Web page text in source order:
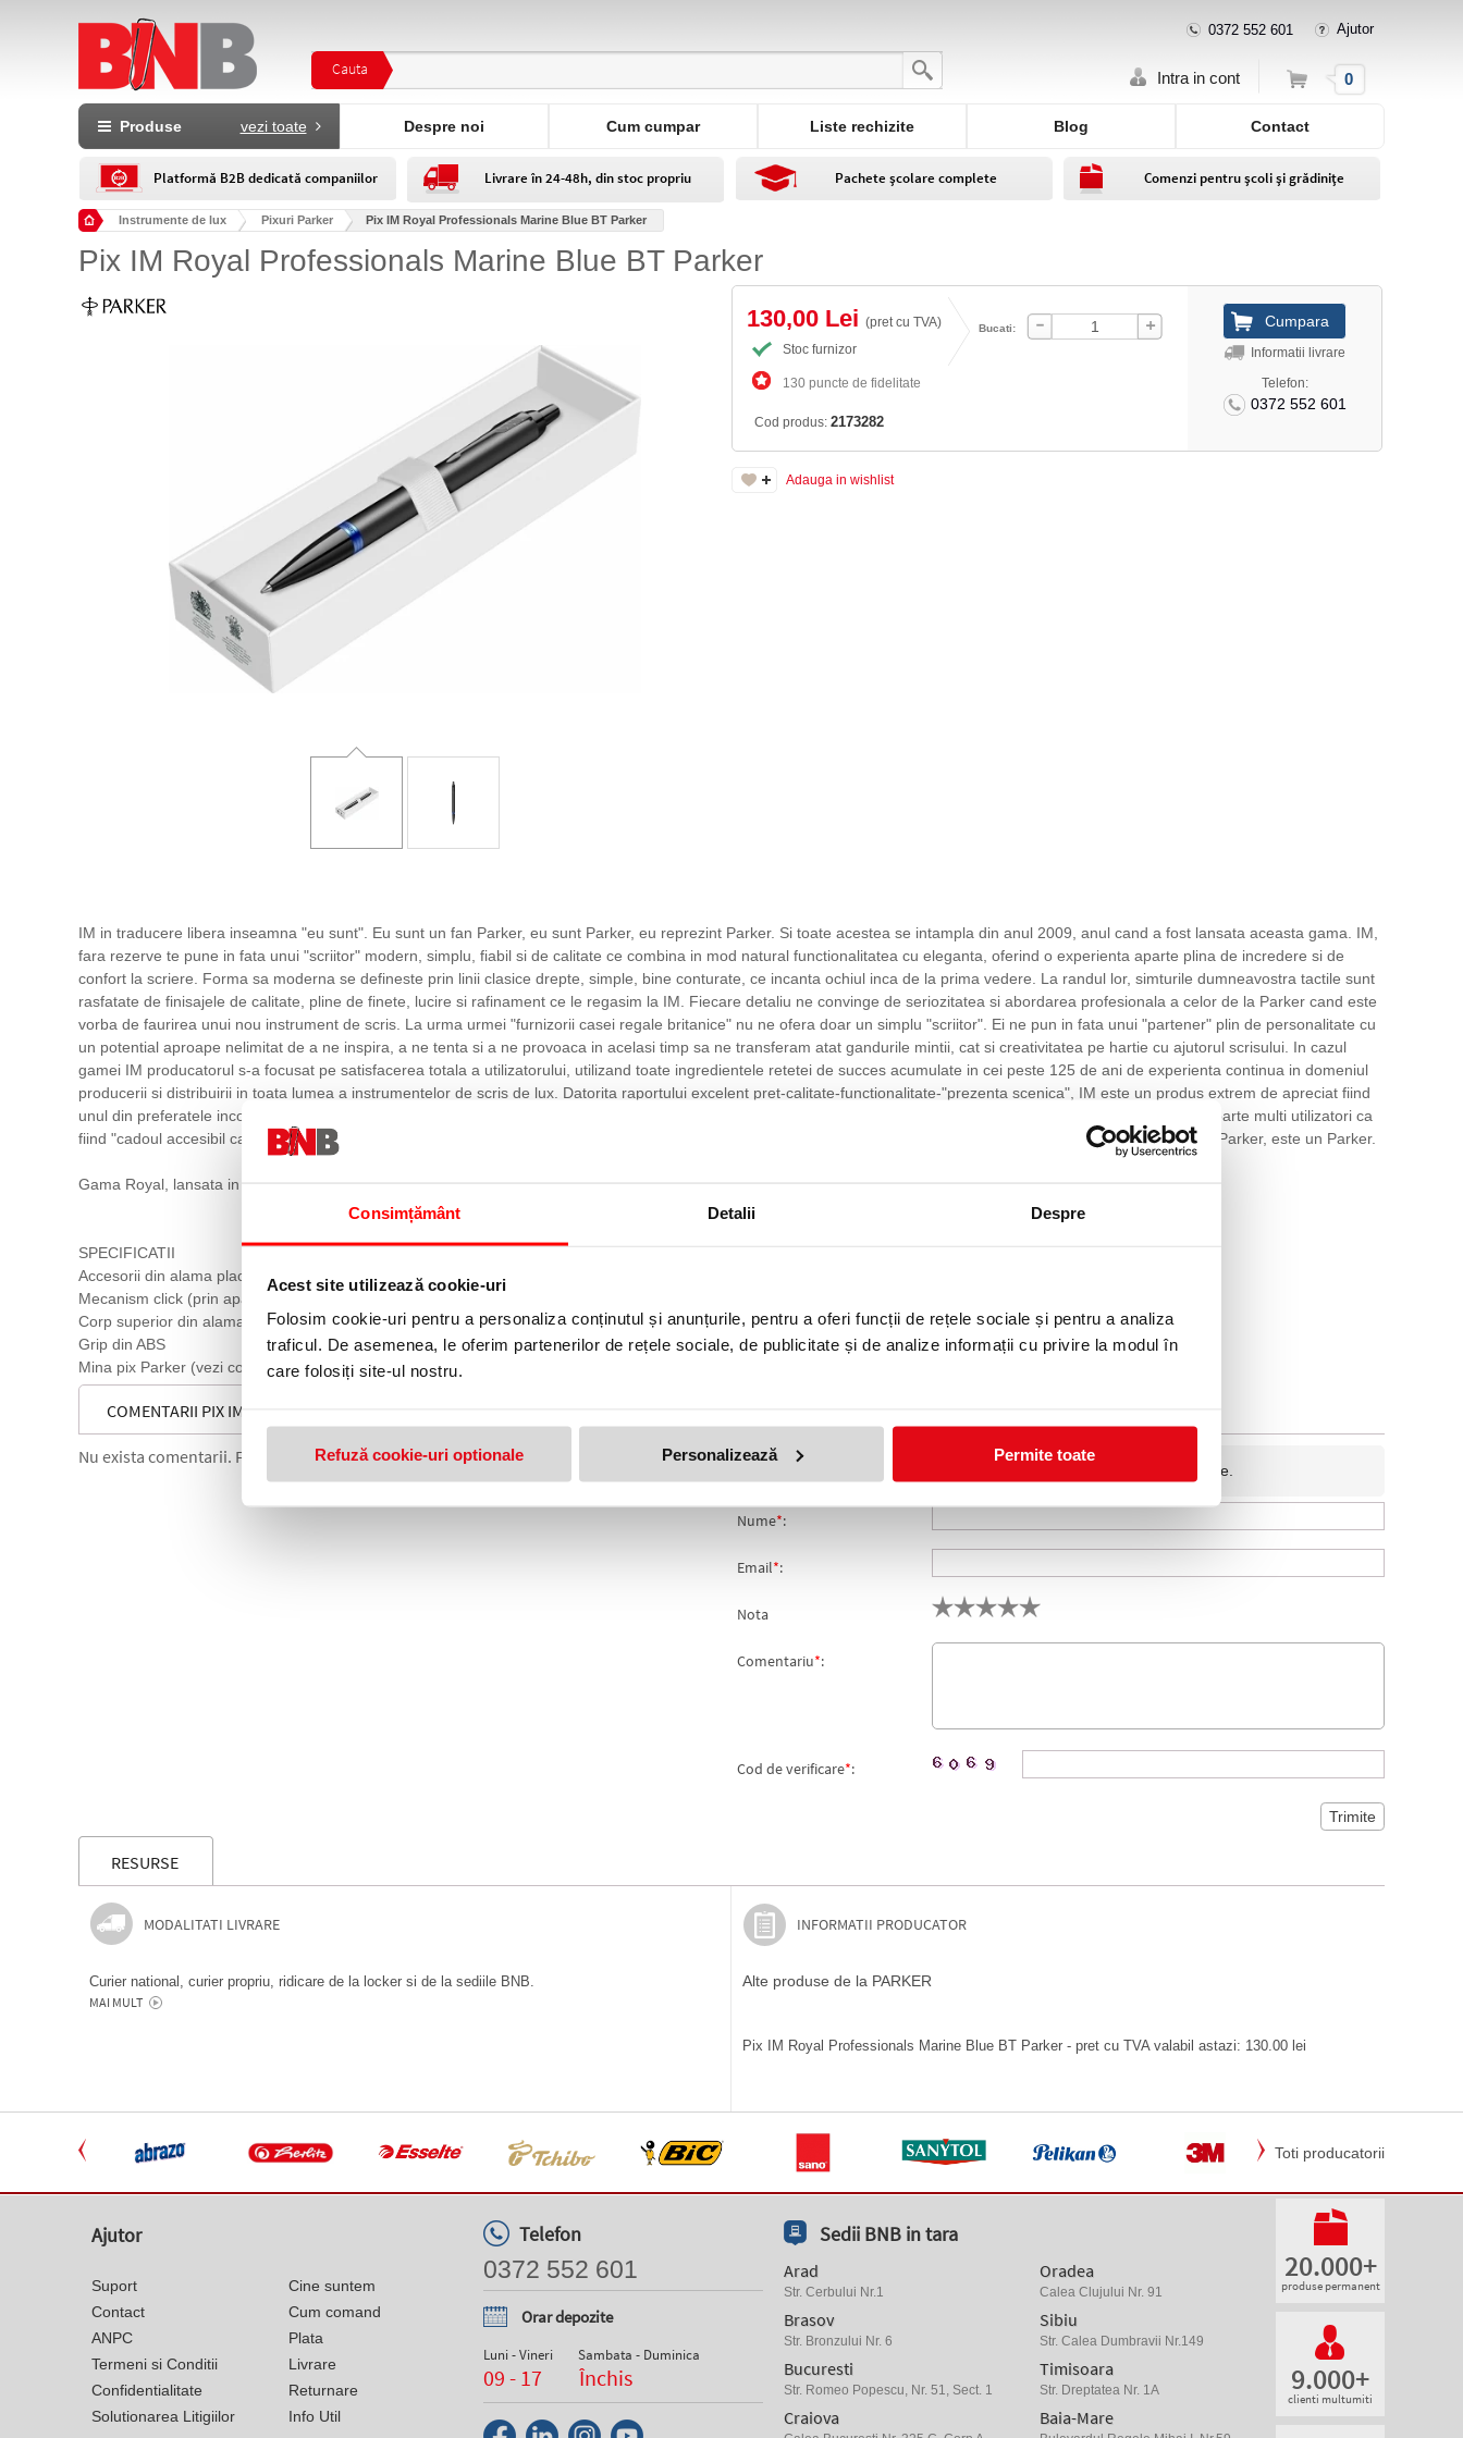
Consimțământ Detalii Despre
Acest site utilizează cookie-uri
Folosim cookie-uri pentru a personaliza conținutul și anunțurile, pentru a oferi funcții de rețele sociale și pentru a analiza
traficul. De asemenea, le oferim partenerilor de rețele sociale, de publicitate și de analize informații cu privire la modul în
care folosiți site-ul nostru.
Refuză cookie-uri optionale Personalizează Permite toate
Cauta
0372 552 601 Ajutor
Intra in cont Cos 0
Produse vezi toate Despre noi Cum cumpar Liste rechizite Blog Contact
Platformă B2B dedicată companiilor Livrare în 24-48h, din stoc propriu Pachete școlare complete Comenzi pentru școli și grădinițe
Instrumente de lux Pixuri Parker Pix IM Royal Professionals Marine Blue BT Parker
Pix IM Royal Professionals Marine Blue BT Parker
130,00 Lei (pret cu TVA)
Stoc furnizor
130 puncte de fidelitate
Bucati:
Cod produs: 2173282
Informatii livrare
Telefon:
0372 552 601
Adauga in wishlist
IM in traducere libera inseamna "eu sunt". Eu sunt un fan Parker, eu sunt Parker, eu reprezint Parker. Si toate acestea se intampla din anul 2009, anul cand a fost lansata aceasta gama. IM,
fara rezerve te pune in fata unui "scriitor" modern, simplu, fiabil si de calitate ce combina in mod natural functionalitatea cu eleganta, oferind o experienta aparte plina de incredere si de
confort la scriere. Forma sa moderna se defineste prin linii clasice drepte, simple, bine conturate, ce incanta ochiul inca de la prima vedere. La randul lor, simturile dumneavostra tactile sunt
rasfatate de finisajele de calitate, pline de finete, lucire si rafinament ce le regasim la IM. Fiecare detaliu ne convinge de seriozitatea si abordarea profesionala a celor de la Parker cand este
vorba de faurirea unui nou instrument de scris. La urma urmei "furnizorii casei regale britanice" nu ne ofera doar un simplu "scriitor". Ei ne pun in fata unui "partener" plin de personalitate cu
un potential aproape nelimitat de a ne inspira, a ne tenta si a ne provoaca in acelasi timp sa ne transferam atat gandurile mintii, cat si creativitatea pe hartie cu ajutorul scrisului. In cazul
gamei IM producatorul s-a focusat pe satisfacerea totala a utilizatorului, utilizand toate ingredientele retetei de succes acumulate in cei peste 125 de ani de experienta continua in domeniul
producerii si distribuirii in toata lumea a instrumentelor de scris de lux. Datorita raportului excelent pret-calitate-functionalitate-"prezenta scenica", IM este un produs extrem de apreciat fiind
unul din preferatele incontestabile ale pietii. Indragit in special de generatia tanara, IM se afla in topul vanzarilor si al preferintelor, fiind declarat pe buna dreptate de foarte multi utilizatori ca
fiind "cadoul accesibil care conteaza". Fara rezerve noi am merge mai departe si am afirma ca IM este mai mult decat un cadou, este o farama autentica a mostenirii Parker, este un Parker.
Gama Royal, lansata in anul 2016 pe piata britanica, reprezinta gama clasica refrisata cu elemente decorative, finasaje si ambalaje noi.
SPECIFICATII
Accesorii din alama placate cu aliaj black trim si inele placate prin tehnologie PVD cu aliaj blue metal. Clip din otel placat cu aliaj black trim.
Mecanism click (prin apasare)
Corp superior din alama lacuit cu multiple straturi de lac negru mat.
Grip din ABS
Mina pix Parker (vezi consumabile)
COMENTARII PIX IM ROYAL PROFESSIONALS MARINE BLUE BT PARKER
Nu exista comentarii. Fii primul care comenteaza acest produs!
Adresa de e-mail ramane confidentiala si nu va fi afisata pe site.
Nume*:
Email*:
Nota
Comentariu*:
Cod de verificare*:
RESURSE
MODALITATI LIVRARE
Curier national, curier propriu, ridicare de la locker si de la sediile BNB.
MAI MULT
INFORMATII PRODUCATOR
Alte produse de la PARKER
Pix IM Royal Professionals Marine Blue BT Parker - pret cu TVA valabil astazi: 130.00 lei
Toti producatorii
Ajutor
Suport
Contact
ANPC
Termeni si Conditii
Confidentialitate
Solutionarea Litigiilor
Cine suntem
Cum comand
Plata
Livrare
Returnare
Info Util
Telefon
0372 552 601
Orar depozite
Luni - Vineri
09 - 17
Sambata - Duminica
Închis
Sedii BNB in tara
Arad
Str. Cerbului Nr.1
Brasov
Str. Bronzului Nr. 6
Bucuresti
Str. Romeo Popescu, Nr. 51, Sect. 1
Craiova
Oradea
Calea Clujului Nr. 91
Sibiu
Str. Calea Dumbravii Nr.149
Timisoara
Str. Dreptatea Nr. 1A
Baia-Mare
20.000+
produse permanent
9.000+
clienti multumiti